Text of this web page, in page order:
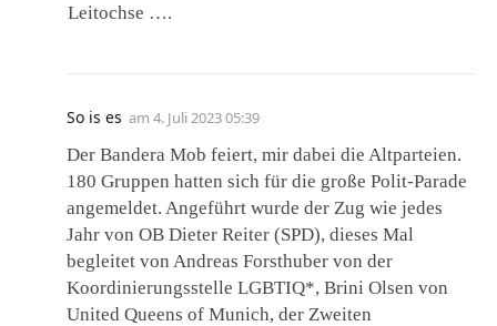
Leitochse ….
So is es am 4. Juli 2023 05:39
Der Bandera Mob feiert, mir dabei die Altparteien.
180 Gruppen hatten sich für die große Polit-Parade
angemeldet. Angeführt wurde der Zug wie jedes
Jahr von OB Dieter Reiter (SPD), dieses Mal
begleitet von Andreas Forsthuber von der
Koordinierungsstelle LGBTIQ*, Brini Olsen von
United Queens of Munich, der Zweiten